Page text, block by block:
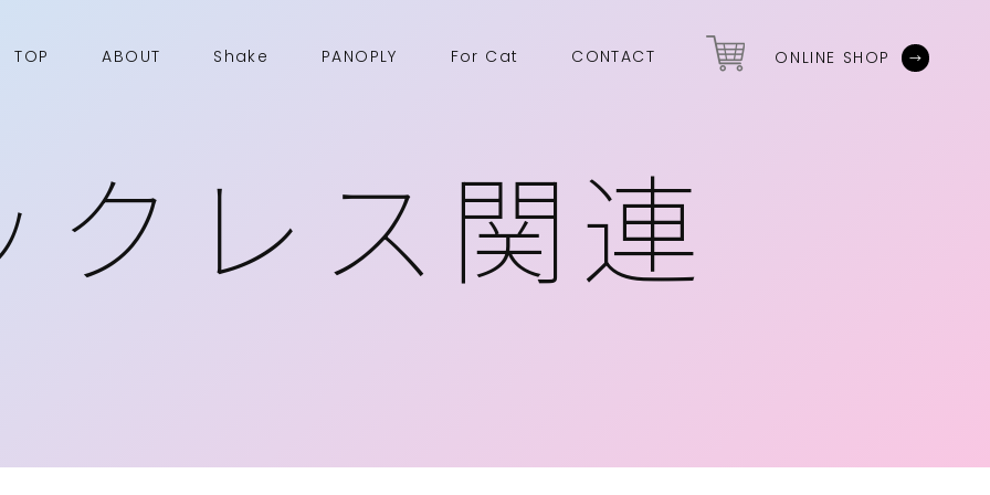
TOP ABOUT Shake PANOPLY For Cat CONTACT ONLINE SHOP
クレス関連